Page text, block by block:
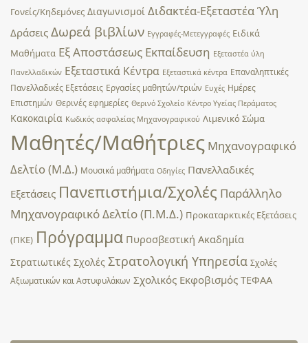
Γονείς/Κηδεμόνες Διαγωνισμοί Διδακτέα-Εξεταστέα Ύλη
Δράσεις Δωρεά βιβλίων Εγγραφές-Μετεγγραφές Ειδικά
Μαθήματα Εξ Αποστάσεως Εκπαίδευση Εξεταστέα ύλη
Πανελλαδικών Εξεταστικά Κέντρα Εξεταστικά κέντρα Επαναληπτικές
Πανελλαδικές Εξετάσεις Εργασίες μαθητών/τριών Ευχές Ημέρες
Επιστημών Θερινές εφημερίες Θερινό Σχολείο Κέντρο Υγείας Περάματος
Κακοκαιρία Κωδικός ασφαλείας Μηχανογραφικού Λιμενικό Σώμα
Μαθητές/Μαθήτριες Μηχανογραφικό
Δελτίο (Μ.Δ.) Μουσικά μαθήματα Οδηγίες Πανελλαδικές
Εξετάσεις Πανεπιστήμια/Σχολές Παράλληλο
Μηχανογραφικό Δελτίο (Π.Μ.Δ.) Προκαταρκτικές Εξετάσεις
(ΠΚΕ) Πρόγραμμα Πυροσβεστική Ακαδημία
Στρατιωτικές Σχολές Στρατολογική Υπηρεσία Σχολές
Αξιωματικών και Αστυφυλάκων Σχολικός Εκφοβισμός ΤΕΦΑΑ